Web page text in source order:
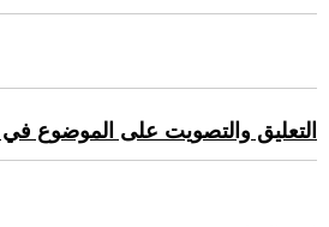
التعليق والتصويت على الموضوع في